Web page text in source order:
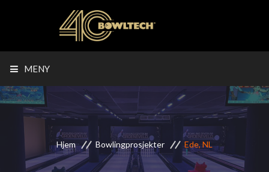
MENY
Hjem Bowlingprosjekter Ede, NL